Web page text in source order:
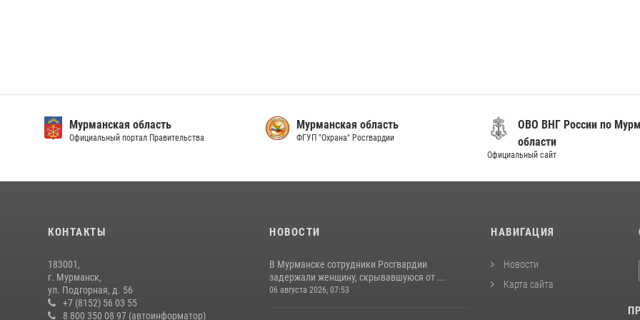
Мурманская область
Официальный портал Правительства
Мурманская область
ФГУП "Охрана" Росгвардии
ОВО ВНГ России по
области
Официальный сайт
КОНТАКТЫ
183001,
г. Мурманск,
ул. Подгорная, д. 56
+7 (8152) 56 03 55
8 800 350 08 97 (автоинформатор)
НОВОСТИ
В Мурманске сотрудники Росгвардии
задержали женщину, скрывавшуюся от ...
06 августа 2026, 07:53
НАВИГАЦИЯ
Новости
Карта сайта